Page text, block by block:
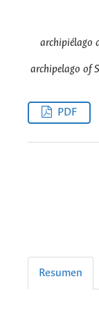
archipiélago
archipelago of
PDF
Resumen